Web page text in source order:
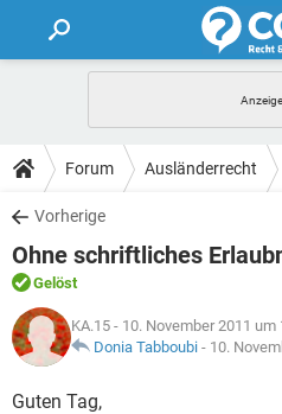
FORUM
TIPPS
LEXIKON
Forum Ausländerrecht
Vorherige
Ohne schriftliches
Gelöst
KA.15 - 10. November 2011 um
Donia Tabboubi - 10.
Guten Tag,